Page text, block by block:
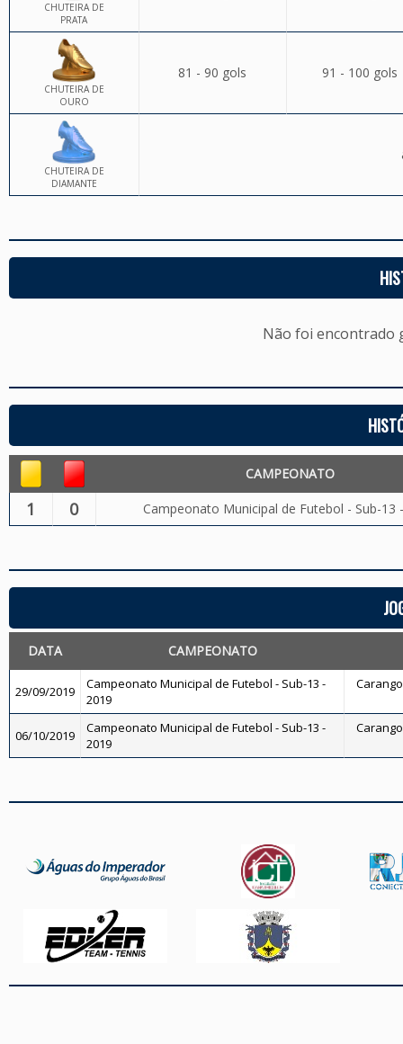
CHUTEIRA DE
PRATA
CHUTEIRA DE
OURO
81 - 90 gols 91 - 100 gols
CHUTEIRA DE
DIAMANTE
Não foi encontrado
CAMPEONATO
1 0 Campeonato Municipal de Futebol - Sub-13
DATA CAMPEONATO
29/09/2019
Campeonato Municipal de Futebol - Sub-13 -
2019
06/10/2019
Campeonato Municipal de Futebol - Sub-13 -
2019